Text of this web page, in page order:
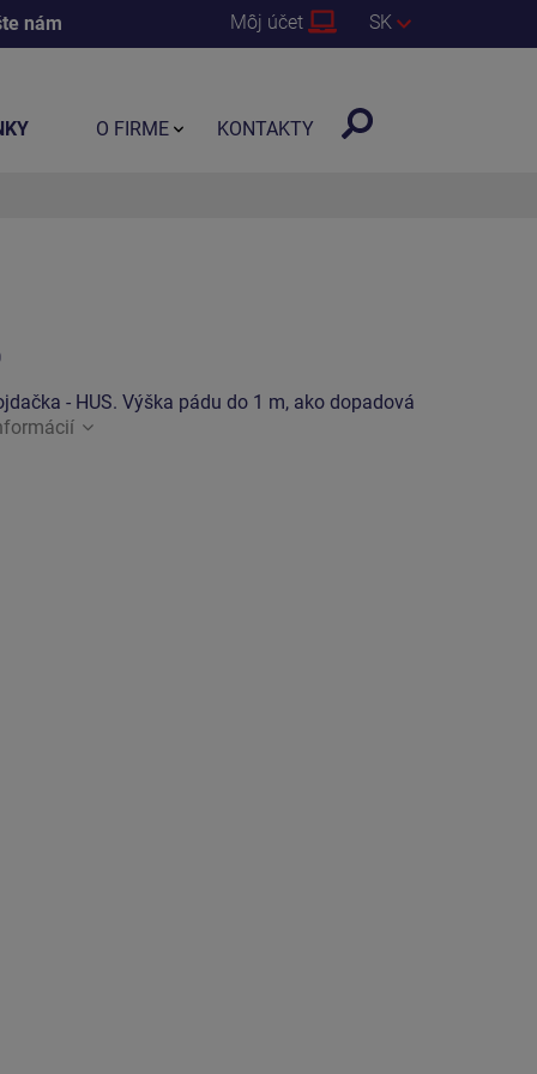
nám Môj účet SK
- HUS. Výška pádu do 1 m, ako dopadová
O FIRME KONTAKTY